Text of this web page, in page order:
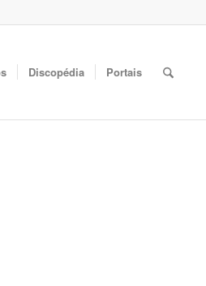
Discopédia Portais